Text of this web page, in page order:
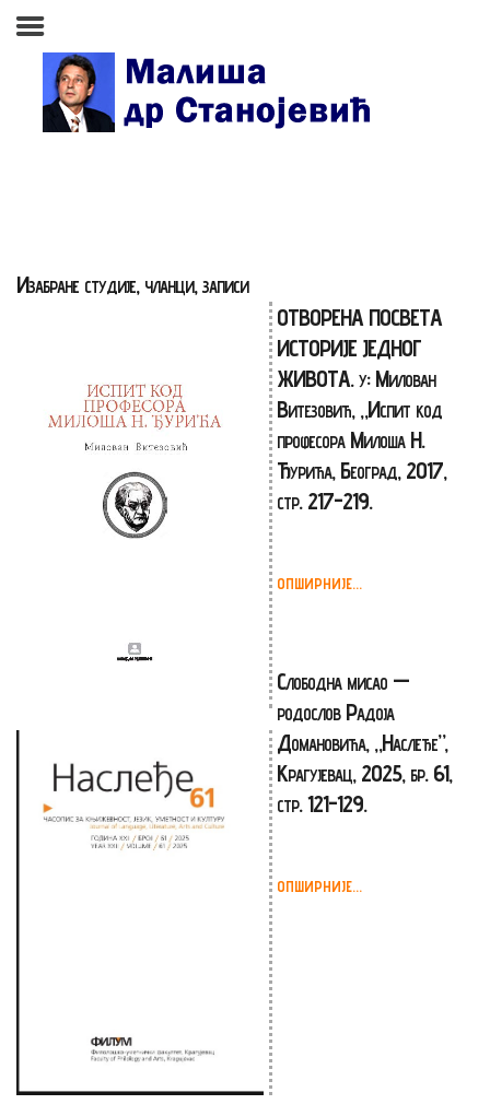
Почетна страна
Изабране студије, чланци,
Сећања, људи, догађаји
Изабране студије, чланци, записи
ОТВОРЕНА ПОСВЕТА
ИСТОРИЈЕ ЈЕДНОГ
ЖИВОТА. у: Милован
Витезовић, „Испит код
професора Милоша Н.
Ђурића, Београд, 2017,
стр. 217-219.
ОПШИРНИЈЕ...
Слободна мисао —
родослов Радоја
Домановића, „Наслеђе”,
Крагујевац, 2025, бр. 61,
стр. 121-129.
ОПШИРНИЈЕ...